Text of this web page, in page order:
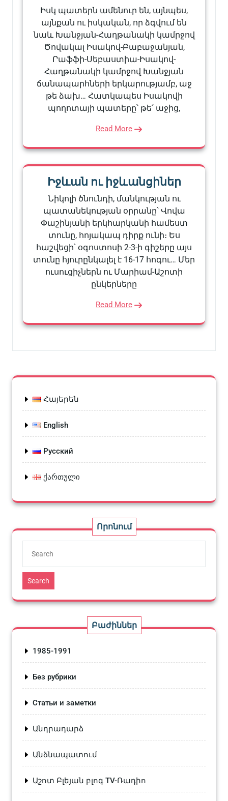
Իսկ պատերն ամենուր են, այնպես,
այնքան ու իսկական, որ ձգվում են
նաև Խանջյան-Հաղթանակի կամրջով
Ծովակալ Իսակով-Բաբաջանյան,
Րաֆֆի-Սեբաստիա-Իսակով-
Հաղթանակի կամրջով Խանջյան
ճանապարհների երկարությամբ, աջ
թե ձախ… Հատկապես Իսակովի
պողոտայի պատերը՝ թե՛ աջից,
Read More
Իջևան ու իջևանցիներ
Նիկոլի ծնունդի, մանկության ու
պատանեկության օրրանը՝ Վովա
Փաշինյանի երկհարկանի համեստ
տունը, հոյակապ դիրք ունի։ Ես
հաշվեցի՝ օգոստոսի 2-3-ի գիշերը այս
տունը հյուրընկալել է 16-17 հոգու… Մեր
ուսուցիչներն ու Մարիամ-Աշոտի
ընկերները
Read More
Հայերեն
English
Русский
ქართული
Որոնում
Search
Բաժիններ
1985-1991
Без рубрики
Статьи и заметки
Անդրադարձ
Անձնապատում
Աշոտ Բլեյան բլոգ TV-Ռադիո